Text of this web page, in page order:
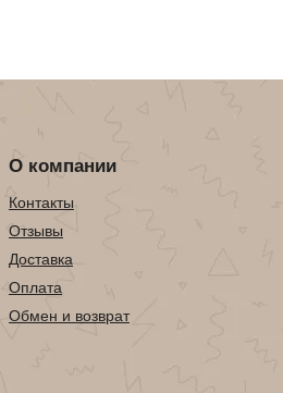
О компании
Контакты
Отзывы
Доставка
Оплата
Обмен и возврат